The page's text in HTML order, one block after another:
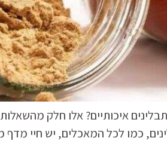
איכותיים? אלו חלק
כמו לכל המאכלים, יש חיי מדף